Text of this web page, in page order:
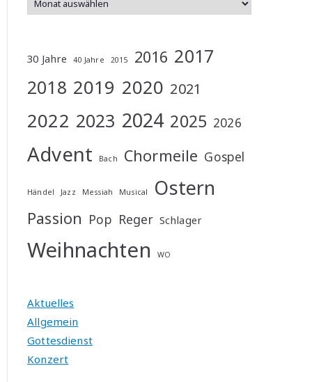
30 Jahre 40 Jahre 2015 2016 2017
2018 2019 2020 2021
2022 2023 2024 2025 2026
Advent Bach Chormeile Gospel
Händel Jazz Messiah Musical Ostern
Passion Pop Reger Schlager
Weihnachten WO
Aktuelles
Allgemein
Gottesdienst
Konzert